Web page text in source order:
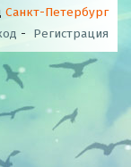
Санкт-Петербург
- Регистрация